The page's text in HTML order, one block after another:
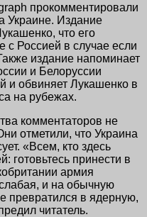
прокомментировали
Украине. Издание
что его
с Россией в случае если
издание напоминает
и Белоруссии
и обвиняет Лукашенко в
на рубежах.
комментаторов не
отметили, что Украина
«Всем, кто здесь
готовьтесь принести в
армия
и на обычную
превратился в ядерную,
читатель.